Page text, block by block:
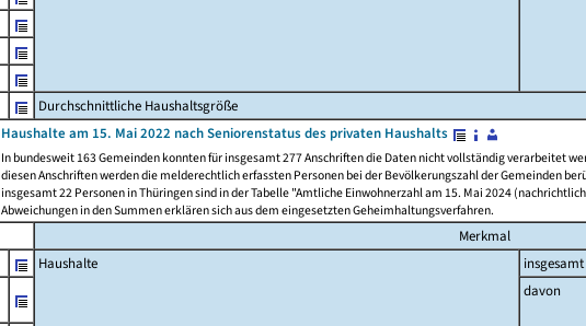
Durchschnittliche Haushaltsgröße
Haushalte am 15. Mai 2022 nach Seniorenstatus des privaten Haushalts
In bundesweit 163 Gemeinden konnten für insgesamt 277 Anschriften die Daten nicht vollständig verarbeitet
diesen Anschriften werden die melderechtlich erfassten Personen bei der Bevölkerungszahl der Gemeinden
insgesamt 22 Personen in Thüringen sind in der Tabelle "Amtliche Einwohnerzahl am 15. Mai 2024
Abweichungen in den Summen erklären sich aus dem eingesetzten Geheimhaltungsverfahren.
Merkmal
Haushalte
insgesamt
davon